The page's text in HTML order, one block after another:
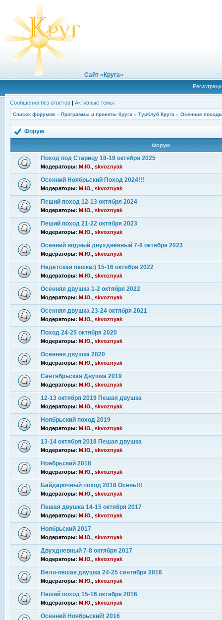
Сайт «Круга»
Сообщения без ответов | Активные темы
Список форумов » Программы и проекты Круга » ТурКлуб Круга » Осенние
Форум
Форум
Поход под Старицу 18-19 октября 2025
Модераторы: М.Ю. skvoznyak
Осенний Ноябрьский Поход 2024!!!
Модераторы: М.Ю. skvoznyak
Пеший поход 12-13 октября 2024
Модераторы: М.Ю. skvoznyak
Пеший поход 21-22 октября 2023
Модераторы: М.Ю. skvoznyak
Осенний водный двухдневный 7-8 октября 2023
Модераторы: М.Ю. skvoznyak
Недетская пешка:) 15-16 октября 2022
Модераторы: М.Ю. skvoznyak
Осенняя двушка 1-2 октября 2022
Модераторы: М.Ю. skvoznyak
Осенняя двушка 23-24 октября 2021
Модераторы: М.Ю. skvoznyak
Поход 24-25 октября 2020
Модераторы: М.Ю. skvoznyak
Осенняя двушка 2020
Модераторы: М.Ю. skvoznyak
Сентябрьская Двушка 2019
Модераторы: М.Ю. skvoznyak
12-13 октября 2019 Пешая двушка
Модераторы: М.Ю. skvoznyak
Ноябрьский поход 2019
Модераторы: М.Ю. skvoznyak
13-14 октября 2018 Пешая двушка
Модераторы: М.Ю. skvoznyak
Ноябрьский 2018
Модераторы: М.Ю. skvoznyak
Байдарочный поход 2018 Осень!!!
Модераторы: М.Ю. skvoznyak
Пешая двушка 14-15 октября 2017
Модераторы: М.Ю. skvoznyak
Ноябрьский 2017
Модераторы: М.Ю. skvoznyak
Двухдневный 7-8 октября 2017
Модераторы: М.Ю. skvoznyak
Вело-пешая двушка 24-25 сентября 2016
Модераторы: М.Ю. skvoznyak
Пеший поход 15-16 октября 2016
Модераторы: М.Ю. skvoznyak
Осенний Ноябрьский! 2016